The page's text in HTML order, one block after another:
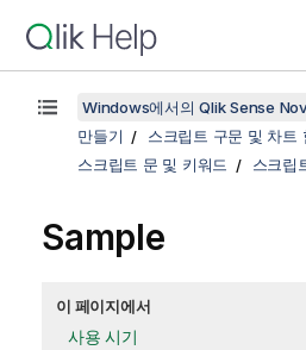
Windows에서의 Qlik Sense
만들기
스크립트 구문 및 차트
스크립트 문 및 키워드
스크립
Sample
이 페이지에서
사용 시기